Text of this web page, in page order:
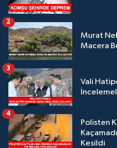
Murat
Macera
2
Vali
3
Polisten
Kesildi
4